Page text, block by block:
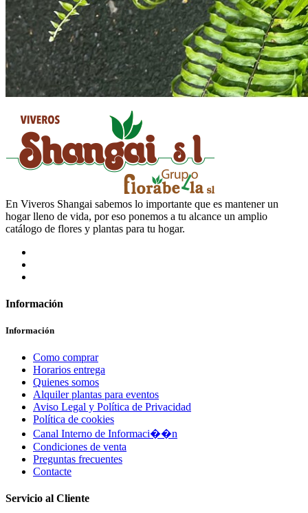
En Viveros Shangai sabemos lo importante que es mantener un
hogar lleno de vida, por eso ponemos a tu alcance un amplio
catálogo de flores y plantas para tu hogar.
Información
Información
Como comprar
Horarios entrega
Quienes somos
Alquiler plantas para eventos
Aviso Legal y Política de Privacidad
Política de cookies
Canal Interno de Informaci��n
Condiciones de venta
Preguntas frecuentes
Contacte
Servicio al Cliente